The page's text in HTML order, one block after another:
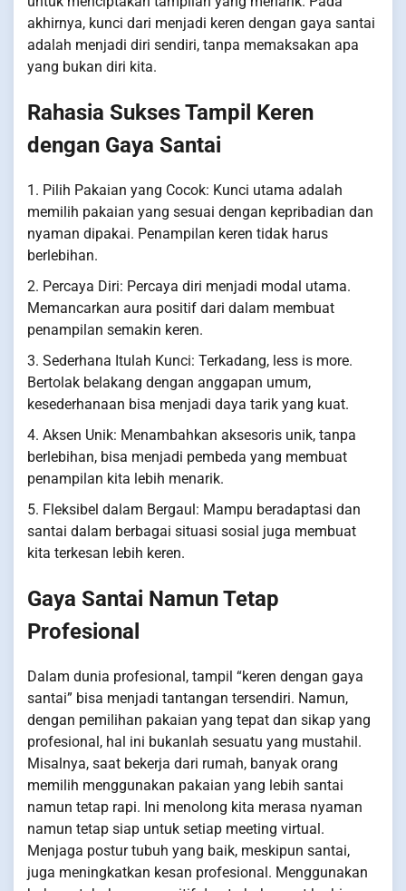
akhirnya, kunci dari menjadi keren dengan gaya santai
adalah menjadi diri sendiri, tanpa memaksakan apa
yang bukan diri kita.
Rahasia Sukses Tampil Keren
dengan Gaya Santai
1. Pilih Pakaian yang Cocok: Kunci utama adalah
memilih pakaian yang sesuai dengan kepribadian dan
nyaman dipakai. Penampilan keren tidak harus
berlebihan.
2. Percaya Diri: Percaya diri menjadi modal utama.
Memancarkan aura positif dari dalam membuat
penampilan semakin keren.
3. Sederhana Itulah Kunci: Terkadang, less is more.
Bertolak belakang dengan anggapan umum,
kesederhanaan bisa menjadi daya tarik yang kuat.
4. Aksen Unik: Menambahkan aksesoris unik, tanpa
berlebihan, bisa menjadi pembeda yang membuat
penampilan kita lebih menarik.
5. Fleksibel dalam Bergaul: Mampu beradaptasi dan
santai dalam berbagai situasi sosial juga membuat
kita terkesan lebih keren.
Gaya Santai Namun Tetap
Profesional
Dalam dunia profesional, tampil “keren dengan gaya
santai” bisa menjadi tantangan tersendiri. Namun,
dengan pemilihan pakaian yang tepat dan sikap yang
profesional, hal ini bukanlah sesuatu yang mustahil.
Misalnya, saat bekerja dari rumah, banyak orang
memilih menggunakan pakaian yang lebih santai
namun tetap rapi. Ini menolong kita merasa nyaman
namun tetap siap untuk setiap meeting virtual.
Menjaga postur tubuh yang baik, meskipun santai,
juga meningkatkan kesan profesional. Menggunakan